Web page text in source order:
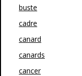
buste
cadre
canard
canards
cancer